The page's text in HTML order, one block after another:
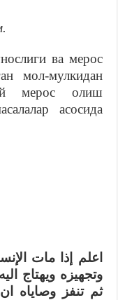
ва мерос
мол-мулкидан
мерос олиш
асосида
اعلم إذا مات
وتجهيزه ويهتاج
ثم تنفز وصاياه